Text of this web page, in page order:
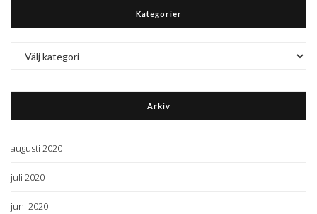
Kategorier
Arkiv
augusti 2020
juli 2020
juni 2020